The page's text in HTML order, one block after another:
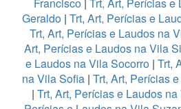
Francisco | Trt, Art, Perícias
Geraldo | Trt, Art, Perícias e
Trt, Art, Perícias e Laudos na
Art, Perícias e Laudos na Vila
e Laudos na Vila Socorro | Trt,
na Vila Sofia| Trt, Art, Perícias
| Trt, Art, Perícias e Laudos